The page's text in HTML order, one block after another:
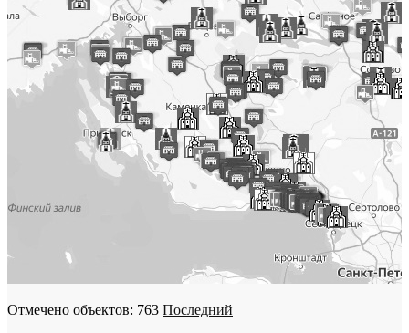
Отмечено объектов: 763 Последний